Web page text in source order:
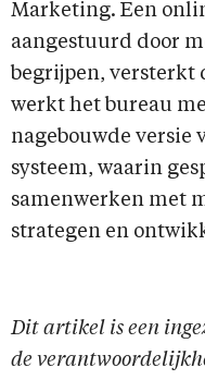
Marketing. Een
aangestuurd door
begrijpen, versterkt
werkt het bureau
nagebouwde versie
systeem, waarin
samenwerken met
strategen en
Dit artikel is een
de